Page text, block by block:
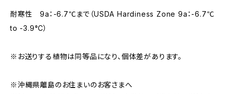
耐寒性 9a：-6.7℃まで（USDA Hardiness Zone 9a：-6.7℃
to -3.9°C）
※お送りする植物は同等品になり、個体差があります。
※沖縄県離島のお住まいのお客さまへ